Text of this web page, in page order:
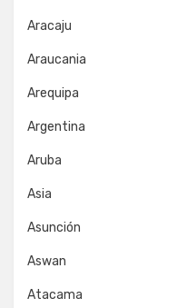
Aracaju
Araucania
Arequipa
Argentina
Aruba
Asia
Asunción
Aswan
Atacama